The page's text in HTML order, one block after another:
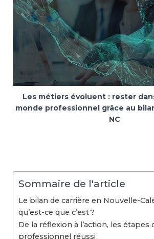
Les métiers évoluent : rester
monde professionnel grâce au
NC
Sommaire de l'article
Le bilan de carrière en Nouvelle-
qu’est-ce que c’est ?
De la réflexion à l’action, les étapes
professionnel réussi